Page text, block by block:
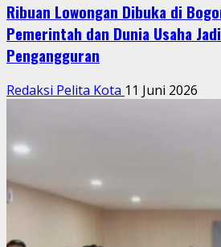
Ribuan Lowongan Dibuka di
Pemerintah dan Dunia Usaha
Pengangguran
Redaksi Pelita Kota 11 Juni 2026